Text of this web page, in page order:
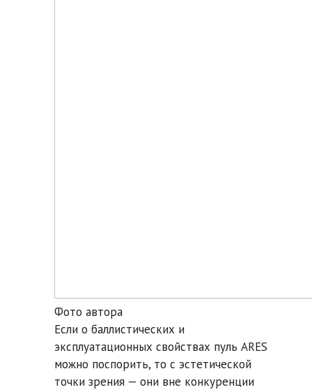
Фото автора
Ecли о баллистических и
эксплуатационных свойствах пуль ARES
можно поспорить, то с эстетической
точки зрения — они вне конкуренции